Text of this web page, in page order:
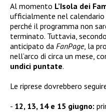
Al momento L’Isola dei
ufficialmente nel
perché il programma non
terminato. Tuttavia,
anticipato da FanPage, la
nell’arco di circa un mese,
undici puntate.
Le riprese dovrebbero
12, 13, 14 e 15 giugno: